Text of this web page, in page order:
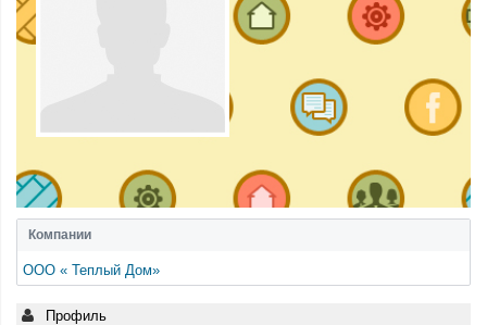
Компании
ООО « Теплый Дом»
Профиль